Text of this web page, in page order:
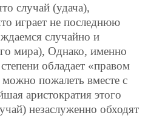
случай (удача),
играет не последнюю
случайно и
мира), Однако, именно
обладает «правом
можно пожалеть вместе с
аристократия этого
незаслуженно обходят